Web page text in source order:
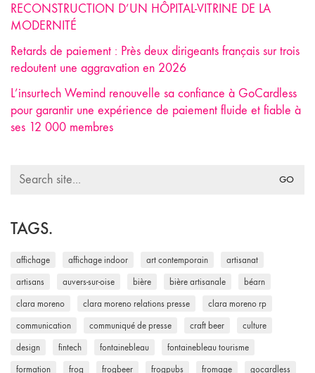
RECONSTRUCTION D’UN HÔPITAL-VITRINE DE LA
MODERNITÉ
Retards de paiement : Près deux dirigeants français sur trois
redoutent une aggravation en 2026
L’insurtech Wemind renouvelle sa confiance à GoCardless
pour garantir une expérience de paiement fluide et fiable à
ses 12 000 membres
Search
TAGS.
affichage affichage indoor art contemporain artisanat
artisans auvers-sur-oise bière bière artisanale béarn
clara moreno clara moreno relations presse clara moreno rp
communication communiqué de presse craft beer culture
design fintech fontainebleau fontainebleau tourisme
formation frog frogbeer frogpubs fromage gocardless